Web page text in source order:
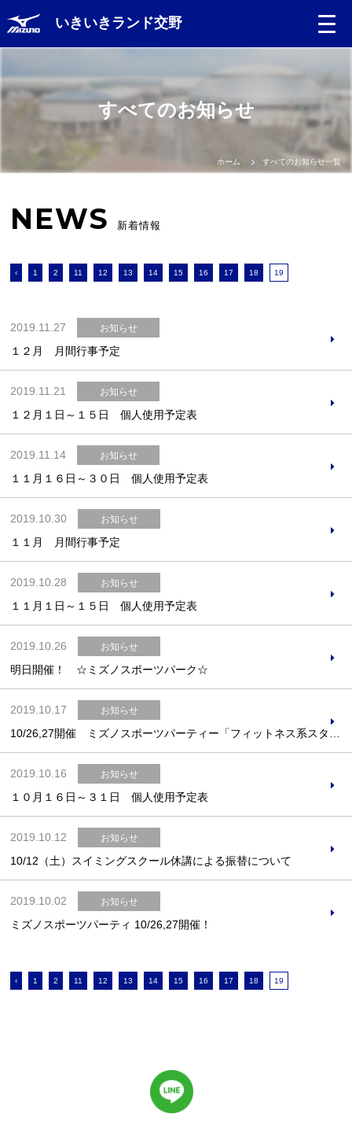
いきいきランド交野
お問合せフォーム
交野市施設予約システム
すべてのお知らせ
ホーム すべてのお知らせ一覧
NEWS 新着情報
‹ 1 2 11 12 13 14 15 16 17 18 19
2019.11.27 お知らせ
１２月 月間行事予定
2019.11.21 お知らせ
１２月１日～１５日 個人使用予定表
2019.11.14 お知らせ
１１月１６日～３０日 個人使用予定表
2019.10.30 お知らせ
１１月 月間行事予定
2019.10.28 お知らせ
１１月１日～１５日 個人使用予定表
2019.10.26 お知らせ
明日開催！ ☆ミズノスポーツパーク☆
2019.10.17 お知らせ
2019.10.16 お知らせ
１０月１６日～３１日 個人使用予定表
2019.10.12 お知らせ
10/12（土）スイミングスクール休講による振替について
2019.10.02 お知らせ
ミズノスポーツパーティ 10/26,27開催！
‹ 1 2 11 12 13 14 15 16 17 18 19